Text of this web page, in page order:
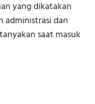
yang dikatakan
administrasi dan
saat masuk